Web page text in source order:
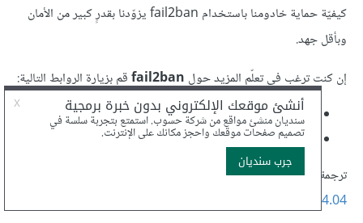
كيفيّة حماية خادومنا باستخدام fail2ban يزوّدنا بقدرٍ كبير من الأمان
وبأقل جهد.
إن كنت ترغب في تعلّم المزيد حول fail2banقم بزيارة الروابط التالية:
كيف تعمل Fail2Ban لحماية الخدمات على خادوم لينِكس
كيفيّة حماية SSH باستخدام Fail2Ban على Ubuntu 14.04.
ترجمة -وبتصرّف- لـHow To Protect an Nginx Server with
Fail2Ban on Ubuntu 14.04